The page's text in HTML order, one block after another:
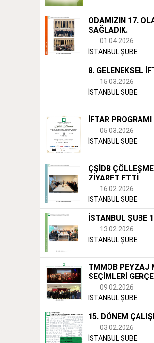
ODAMIZIN 17.
SAĞLADIK.
01.04.2026
İSTANBUL ŞUBE
8. GELENEKSEL
15.03.2026
İSTANBUL ŞUBE
İFTAR PROGRAMI
05.03.2026
İSTANBUL ŞUBE
ÇŞİDB
ZİYARET ETTİ
16.02.2026
İSTANBUL ŞUBE
İSTANBUL ŞUBE
13.02.2026
İSTANBUL ŞUBE
TMMOB PEYZAJ
SEÇİMLERİ
09.02.2026
İSTANBUL ŞUBE
15. DÖNEM
03.02.2026
İSTANBUL ŞUBE